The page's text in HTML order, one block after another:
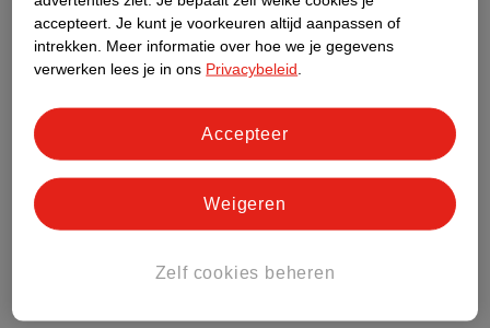
Over Kruidvat
accepteert. Je kunt je voorkeuren altijd aanpassen of
intrekken.
Meer informatie over hoe we je gegevens
verwerken lees je in ons Privacybeleid
Zelf cookies beheren
Weigeren
Accepteer